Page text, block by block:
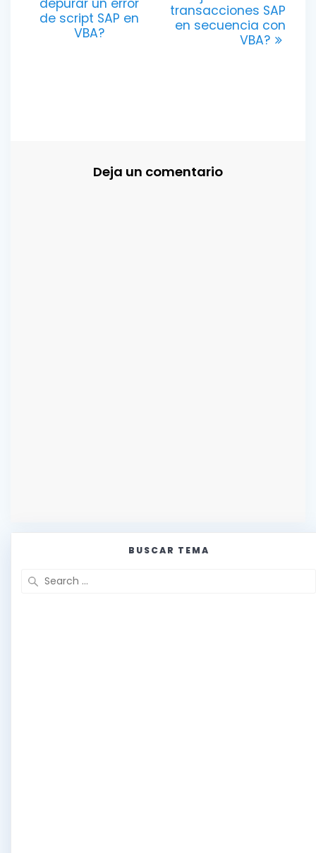
entradas
depurar un error
de script SAP en
VBA?
transacciones SAP
en secuencia con
VBA?
Deja un comentario
BUSCAR TEMA